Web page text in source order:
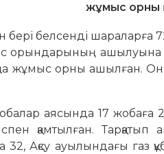
жұмыс орны
бері белсенді шараларға
орындарының ашылуына
жұмыс орны ашылған.
аясында 17 жобаға
қам­тылған. Тарқатып
32, Ақсу ауылындағы газ